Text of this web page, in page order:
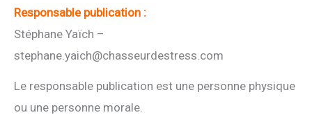
Responsable publication :
Stéphane Yaïch –
stephane.yaich@chasseurdestress.com
Le responsable publication est une personne physique
ou une personne morale.